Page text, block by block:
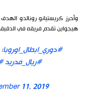
هيجواين تقدم فريقه في الدقيقة
#دوري_ابطال_اوروبا:
#ريال_مدريد
11, 2019